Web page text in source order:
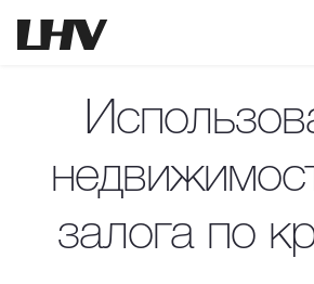
залога по